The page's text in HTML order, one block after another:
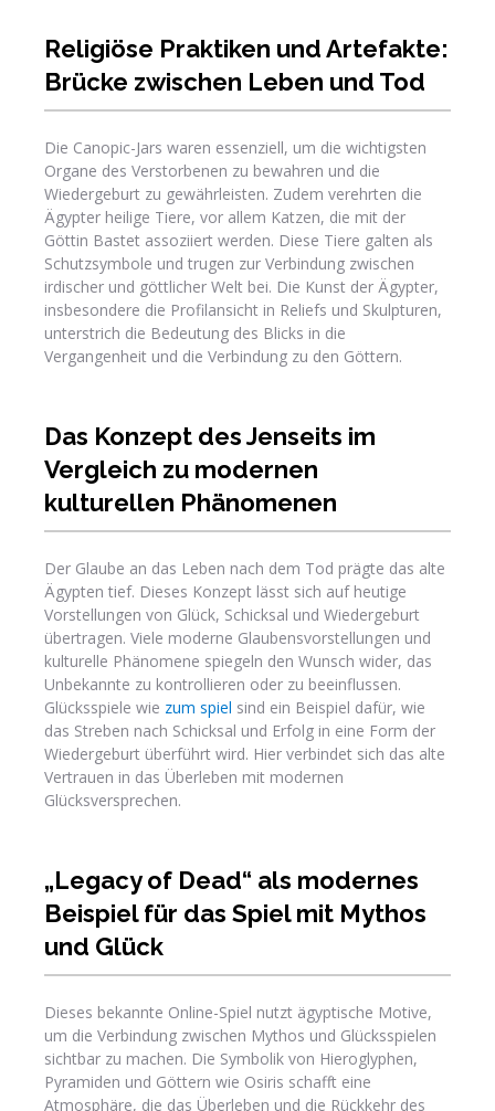
Religiöse Praktiken und Artefakte:
Brücke zwischen Leben und Tod
Die Canopic-Jars waren essenziell, um die wichtigsten
Organe des Verstorbenen zu bewahren und die
Wiedergeburt zu gewährleisten. Zudem verehrten die
Ägypter heilige Tiere, vor allem Katzen, die mit der
Göttin Bastet assoziiert werden. Diese Tiere galten als
Schutzsymbole und trugen zur Verbindung zwischen
irdischer und göttlicher Welt bei. Die Kunst der Ägypter,
insbesondere die Profilansicht in Reliefs und Skulpturen,
unterstrich die Bedeutung des Blicks in die
Vergangenheit und die Verbindung zu den Göttern.
Das Konzept des Jenseits im
Vergleich zu modernen
kulturellen Phänomenen
Der Glaube an das Leben nach dem Tod prägte das alte
Ägypten tief. Dieses Konzept lässt sich auf heutige
Vorstellungen von Glück, Schicksal und Wiedergeburt
übertragen. Viele moderne Glaubensvorstellungen und
kulturelle Phänomene spiegeln den Wunsch wider, das
Unbekannte zu kontrollieren oder zu beeinflussen.
Glücksspiele wie zum spiel sind ein Beispiel dafür, wie
das Streben nach Schicksal und Erfolg in eine Form der
Wiedergeburt überführt wird. Hier verbindet sich das alte
Vertrauen in das Überleben mit modernen
Glücksversprechen.
„Legacy of Dead“ als modernes
Beispiel für das Spiel mit Mythos
und Glück
Dieses bekannte Online-Spiel nutzt ägyptische Motive,
um die Verbindung zwischen Mythos und Glücksspielen
sichtbar zu machen. Die Symbolik von Hieroglyphen,
Pyramiden und Göttern wie Osiris schafft eine
Atmosphäre, die das Überleben und die Rückkehr des